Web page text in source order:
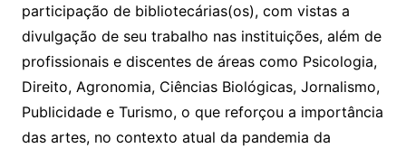
participação de bibliotecárias(os), com vistas a
divulgação de seu trabalho nas instituições, além de
profissionais e discentes de áreas como Psicologia,
Direito, Agronomia, Ciências Biológicas, Jornalismo,
Publicidade e Turismo, o que reforçou a importância
das artes, no contexto atual da pandemia da